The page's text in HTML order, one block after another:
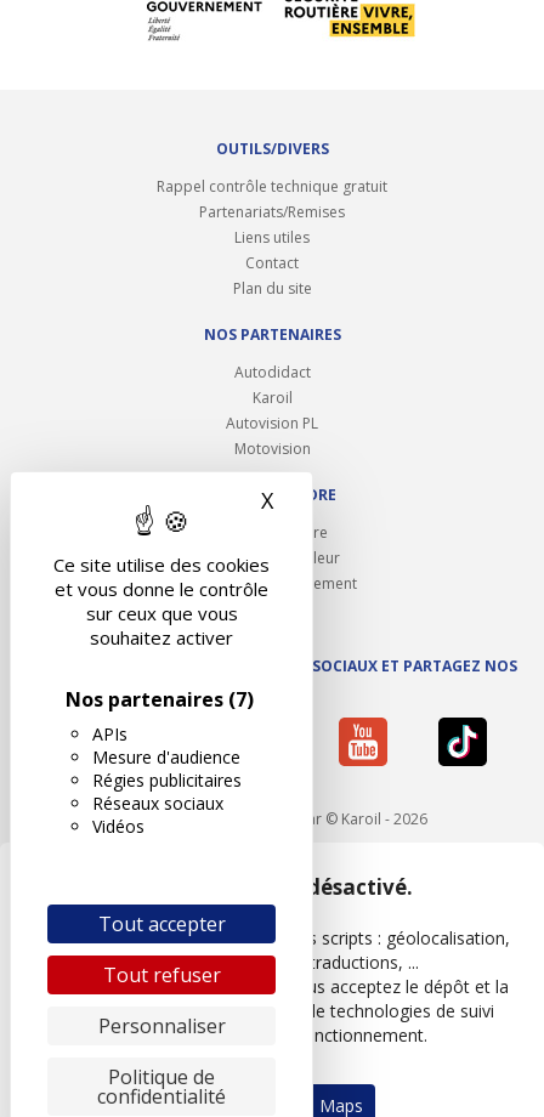
Ce site utilise des cookies
et vous donne le contrôle
sur ceux que vous
souhaitez activer
Nos partenaires (7)
APIs
Mesure d'audience
Régies publicitaires
Réseaux sociaux
Vidéos
Tout accepter
Tout refuser
Personnaliser
Politique de
confidentialité
X Masquer le bandeau des
OUTILS/DIVERS
Rappel contrôle technique gratuit
Partenariats/Remises
Liens utiles
Contact
Plan du site
NOS PARTENAIRES
Autodidact
Karoil
Autovision PL
Motovision
NOUS REJOINDRE
Ouvrir un centre
Devenez contrôleur
Carrières et recrutement
SUIVEZ AUTOVISION SUR LES RÉSEAUX SOCIAUX ET PARTAGEZ NOS
ACTUS
Mentions légales - Réalisé par © Karoil - 2026
Google Maps est désactivé.
Les APIs permettent de charger des scripts : géolocalisation,
moteurs de recherche, traductions, ...
En autorisant ces services tiers, vous acceptez le dépôt et la
lecture de cookies et l'utilisation de technologies de suivi
nécessaires à leur bon fonctionnement.
Autoriser Google Maps